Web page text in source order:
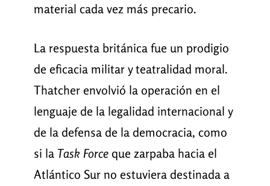
material cada vez más precario.
La respuesta británica fue un prodigio
de eficacia militar y teatralidad moral.
Thatcher envolvió la operación en el
lenguaje de la legalidad internacional y
de la defensa de la democracia, como
si la Task Forceque zarpaba hacia el
Atlántico Sur no estuviera destinada a